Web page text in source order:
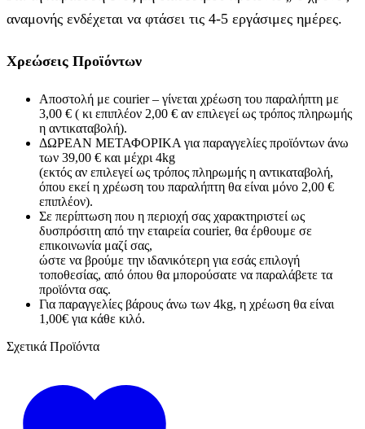
αναμονής ενδέχεται να φτάσει τις 4-5 εργάσιμες ημέρες.
Χρεώσεις Προϊόντων
Αποστολή με courier – γίνεται χρέωση του παραλήπτη με
3,00 € ( κι επιπλέον 2,00 € αν επιλεγεί ως τρόπος πληρωμής
η αντικαταβολή).
ΔΩΡΕΑΝ ΜΕΤΑΦΟΡΙΚΑ για παραγγελίες προϊόντων άνω
των 39,00 € και μέχρι 4kg
(εκτός αν επιλεγεί ως τρόπος πληρωμής η αντικαταβολή,
όπου εκεί η χρέωση του παραλήπτη θα είναι μόνο 2,00 €
επιπλέον).
Σε περίπτωση που η περιοχή σας χαρακτηριστεί ως
δυσπρόσιτη από την εταιρεία courier, θα έρθουμε σε
επικοινωνία μαζί σας,
ώστε να βρούμε την ιδανικότερη για εσάς επιλογή
τοποθεσίας, από όπου θα μπορούσατε να παραλάβετε τα
προϊόντα σας.
Για παραγγελίες βάρους άνω των 4kg, η χρέωση θα είναι
1,00€ για κάθε κιλό.
Σχετικά Προϊόντα